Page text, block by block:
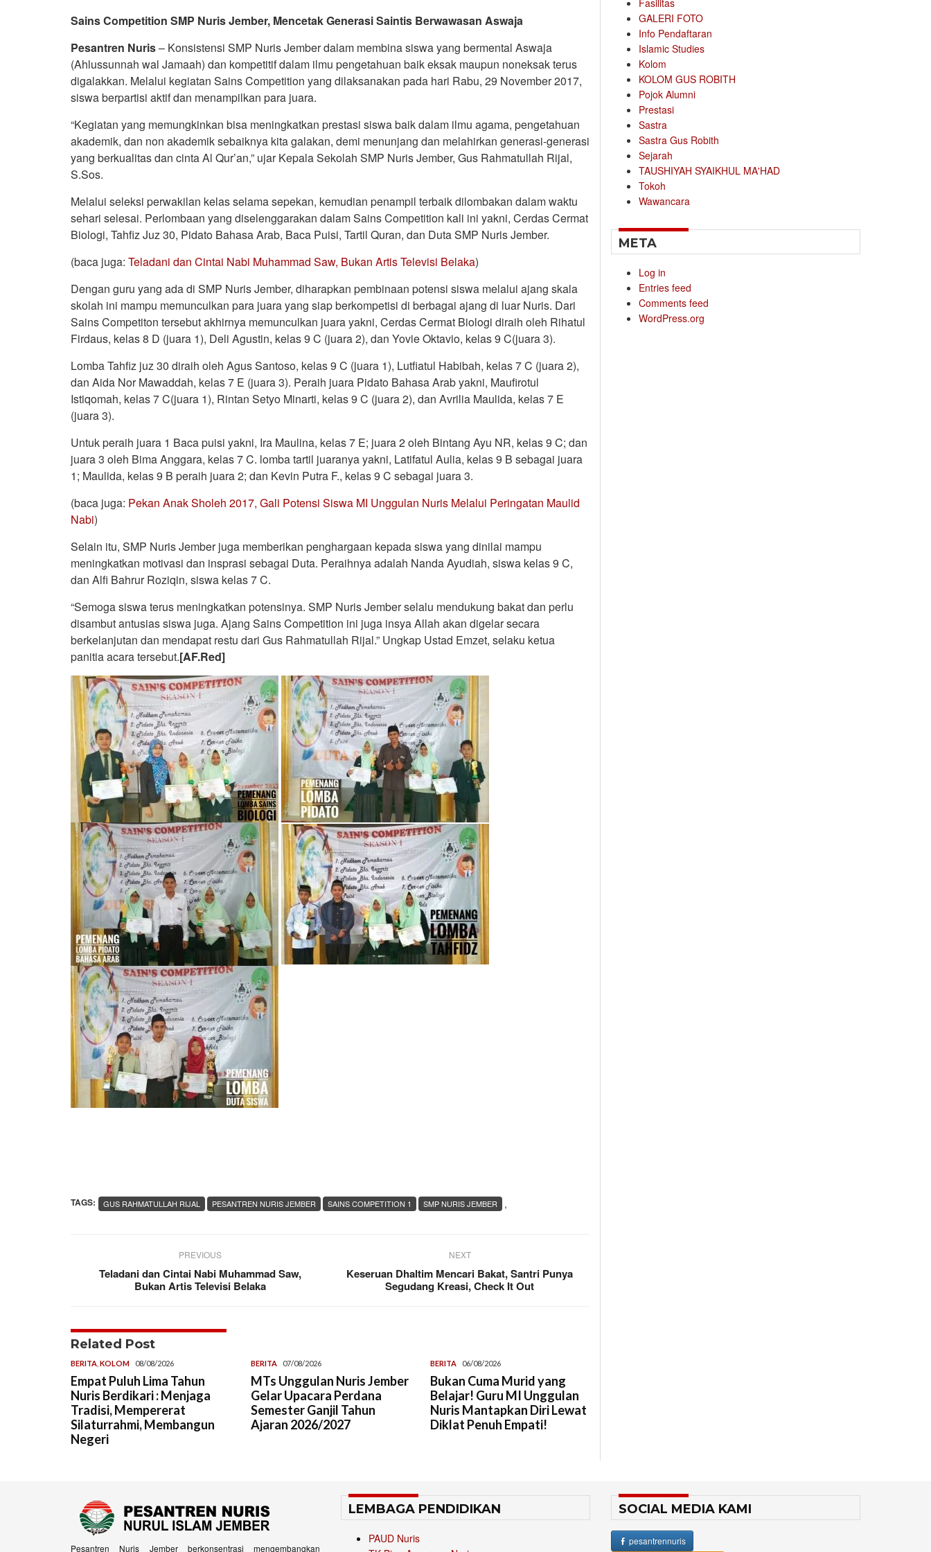
Sains Competition SMP Nuris Jember, Mencetak Generasi Saintis Berwawasan Aswaja
Pesantren Nuris– Konsistensi SMP Nuris Jember dalam membina siswa yang bermental Aswaja
(Ahlussunnah wal Jamaah) dan kompetitif dalam ilmu pengetahuan baik eksak maupun noneksak terus
digalakkan. Melalui kegiatan Sains Competition yang dilaksanakan pada hari Rabu, 29 November 2017,
siswa berpartisi aktif dan menampilkan para juara.
“Kegiatan yang memungkinkan bisa meningkatkan prestasi siswa baik dalam ilmu agama, pengetahuan
akademik, dan non akademik sebaiknya kita galakan, demi menunjang dan melahirkan generasi-generasi
yang berkualitas dan cinta Al Qur’an,” ujar Kepala Sekolah SMP Nuris Jember, Gus Rahmatullah Rijal,
S.Sos.
Melalui seleksi perwakilan kelas selama sepekan, kemudian penampil terbaik dilombakan dalam waktu
sehari selesai. Perlombaan yang diselenggarakan dalam Sains Competition kali ini yakni, Cerdas Cermat
Biologi, Tahfiz Juz 30, Pidato Bahasa Arab, Baca Puisi, Tartil Quran, dan Duta SMP Nuris Jember.
(baca juga: Teladani dan Cintai Nabi Muhammad Saw, Bukan Artis Televisi Belaka)
Dengan guru yang ada di SMP Nuris Jember, diharapkan pembinaan potensi siswa melalui ajang skala
skolah ini mampu memunculkan para juara yang siap berkompetisi di berbagai ajang di luar Nuris. Dari
Sains Competiton tersebut akhirnya memunculkan juara yakni, Cerdas Cermat Biologi diraih oleh Rihatul
Firdaus, kelas 8 D (juara 1), Deli Agustin, kelas 9 C (juara 2), dan Yovie Oktavio, kelas 9 C(juara 3).
Lomba Tahfiz juz 30 diraih oleh Agus Santoso, kelas 9 C (juara 1), Lutfiatul Habibah, kelas 7 C (juara 2),
dan Aida Nor Mawaddah, kelas 7 E (juara 3). Peraih juara Pidato Bahasa Arab yakni, Maufirotul
Istiqomah, kelas 7 C(juara 1), Rintan Setyo Minarti, kelas 9 C (juara 2), dan Avrilia Maulida, kelas 7 E
(juara 3).
Untuk peraih juara 1 Baca puisi yakni, Ira Maulina, kelas 7 E; juara 2 oleh Bintang Ayu NR, kelas 9 C; dan
juara 3 oleh Bima Anggara, kelas 7 C. lomba tartil juaranya yakni, Latifatul Aulia, kelas 9 B sebagai juara
1; Maulida, kelas 9 B peraih juara 2; dan Kevin Putra F., kelas 9 C sebagai juara 3.
(baca juga: Pekan Anak Sholeh 2017, Gali Potensi Siswa MI Unggulan Nuris Melalui Peringatan Maulid
Nabi)
Selain itu, SMP Nuris Jember juga memberikan penghargaan kepada siswa yang dinilai mampu
meningkatkan motivasi dan insprasi sebagai Duta. Peraihnya adalah Nanda Ayudiah, siswa kelas 9 C,
dan Alfi Bahrur Roziqin, siswa kelas 7 C.
“Semoga siswa terus meningkatkan potensinya. SMP Nuris Jember selalu mendukung bakat dan perlu
disambut antusias siswa juga. Ajang Sains Competition ini juga insya Allah akan digelar secara
berkelanjutan dan mendapat restu dari Gus Rahmatullah Rijal.” Ungkap Ustad Emzet, selaku ketua
panitia acara tersebut.[AF.Red]
TAGS: ,
GUS RAHMATULLAH RIJAL PESANTREN NURIS JEMBER SAINS COMPETITION 1 SMP NURIS JEMBER
PREVIOUS
Teladani dan Cintai Nabi Muhammad Saw,
Bukan Artis Televisi Belaka
NEXT
Keseruan Dhaltim Mencari Bakat, Santri Punya
Segudang Kreasi, Check It Out
Related Post
BERITA KOLOM 08/08/2026
Empat Puluh Lima Tahun
Nuris Berdikari : Menjaga
Tradisi, Mempererat
Silaturrahmi, Membangun
Negeri
BERITA 07/08/2026
MTs Unggulan Nuris Jember
Gelar Upacara Perdana
Semester Ganjil Tahun
Ajaran 2026/2027
BERITA 06/08/2026
Bukan Cuma Murid yang
Belajar! Guru MI Unggulan
Nuris Mantapkan Diri Lewat
Diklat Penuh Empati!
Fasilitas
GALERI FOTO
Info Pendaftaran
Islamic Studies
Kolom
KOLOM GUS ROBITH
Pojok Alumni
Prestasi
Sastra
Sastra Gus Robith
Sejarah
TAUSHIYAH SYAIKHUL MA'HAD
Tokoh
Wawancara
META
Log in
Entries feed
Comments feed
WordPress.org
Pesantren Nuris Jember berkonsentrasi mengembangkan
LEMBAGA PENDIDIKAN
PAUD Nuris
SOCIAL MEDIA KAMI
pesantrennuris